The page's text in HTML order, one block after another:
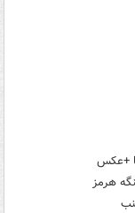
هرمز